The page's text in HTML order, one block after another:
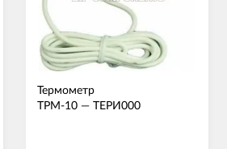
Термометр
ТРМ-10 — ТЕРИ000